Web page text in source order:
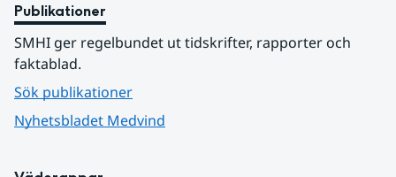
Publikationer
SMHI ger regelbundet ut tidskrifter, rapporter och
faktablad.
Sök publikationer
Nyhetsbladet Medvind